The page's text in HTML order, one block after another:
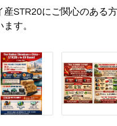
産STR20にご関心のある
ます。